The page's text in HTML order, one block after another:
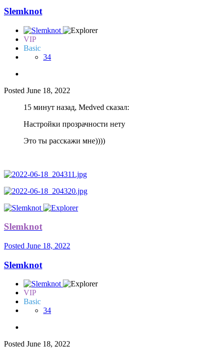
Slemknot
VIP
Basic
34
Posted June 18, 2022
15 минут назад, Medved сказал:
Настройки прозрачности нету
Это ты расскажи мне))))
Slemknot
Posted June 18, 2022
Slemknot
VIP
Basic
34
Posted June 18, 2022